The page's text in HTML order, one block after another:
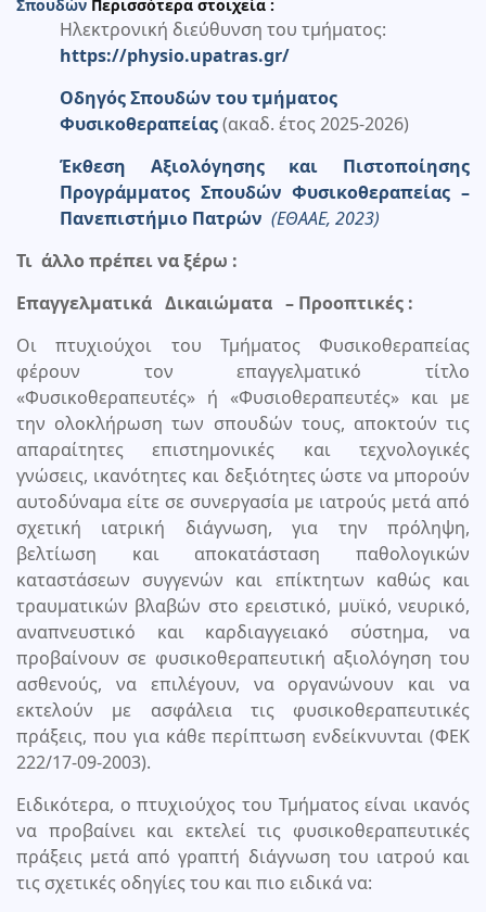
Σπουδών Περισσότερα στοιχεία :
Ηλεκτρονική διεύθυνση του τμήματος:
https://physio.upatras.gr/
Οδηγός Σπουδών του τμήματος
Φυσικοθεραπείας(ακαδ. έτος 2025-2026)
Έκθεση Αξιολόγησης και Πιστοποίησης
Προγράμματος Σπουδών Φυσικοθεραπείας –
Πανεπιστήμιο Πατρών (ΕΘΑΑΕ, 2023)
Τι άλλο πρέπει να ξέρω :
Επαγγελματικά Δικαιώματα – Προοπτικές :
Οι πτυχιούχοι του Τμήματος Φυσικοθεραπείας
φέρουν τον επαγγελματικό τίτλο
«Φυσικοθεραπευτές» ή «Φυσιοθεραπευτές» και με
την ολοκλήρωση των σπουδών τους, αποκτούν τις
απαραίτητες επιστημονικές και τεχνολογικές
γνώσεις, ικανότητες και δεξιότητες ώστε να μπορούν
αυτοδύναμα είτε σε συνεργασία με ιατρούς μετά από
σχετική ιατρική διάγνωση, για την πρόληψη,
βελτίωση και αποκατάσταση παθολογικών
καταστάσεων συγγενών και επίκτητων καθώς και
τραυματικών βλαβών στο ερειστικό, μυϊκό, νευρικό,
αναπνευστικό και καρδιαγγειακό σύστημα, να
προβαίνουν σε φυσικοθεραπευτική αξιολόγηση του
ασθενούς, να επιλέγουν, να οργανώνουν και να
εκτελούν με ασφάλεια τις φυσικοθεραπευτικές
πράξεις, που για κάθε περίπτωση ενδείκνυνται (ΦΕΚ
222/17-09-2003).
Ειδικότερα, ο πτυχιούχος του Τμήματος είναι ικανός
να προβαίνει και εκτελεί τις φυσικοθεραπευτικές
πράξεις μετά από γραπτή διάγνωση του ιατρού και
τις σχετικές οδηγίες του και πιο ειδικά να: